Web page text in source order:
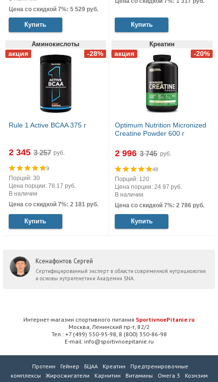
Цена со скидкой 7%: 5 529 руб.
Купить Купить
Аминокислоты
Rule 1 Active BCAA 375 г
2 345 руб.
9
Порций: 30
Цена порции: 78.17 руб.
В наличии
Цена со скидкой 7%: 2 181 руб.
Купить
Креатин
Optimum Nutrition Micronized
Creatine Powder 600 г
2 996 руб.
48
Порций: 120
Цена порции: 24.97 руб.
В наличии
Цена со скидкой 7%: 2 786 руб.
Купить
Ксенафонтов Сергей
Сертифицированный эксперт в области современной нутрициологии
и основы нутригенетики Академии SNA.
Интернет-магазин спортивного питания SportivnoePitanie.ru
Москва, Ленинский пр-т, 82/2
Тел.: +7 (499) 550-95-98, 8 (800) 350-86-98
E-mail: info@sportivnoepitanie.ru
Протеин Гейнер БЦАА Креатин
Предтренировочные
комплексы
Жиросжигатели Карнитин Витамины Омега 3
Коэнзим